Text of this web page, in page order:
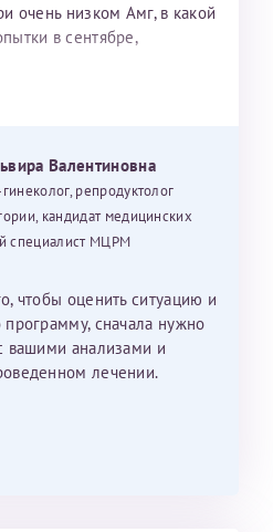
очень низком Амг, в какой
в сентябре,
Валентиновна
репродуктолог
кандидат медицинских
специалист МЦРМ
чтобы оценить ситуацию и
программу, сначала нужно
вашими анализами и
лечении.